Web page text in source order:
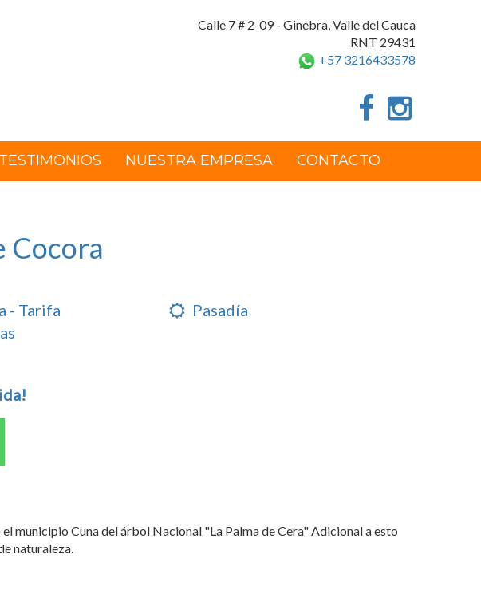
Calle 7 # 2-09 - Ginebra, Valle del Cauca
RNT 29431
+57 3216433578
TESTIMONIOS NUESTRA EMPRESA CONTACTO
Cocora
- Tarifa
Pasadía
municipio Cuna del árbol Nacional "La Palma de Cera" Adicional a esto
naturaleza.